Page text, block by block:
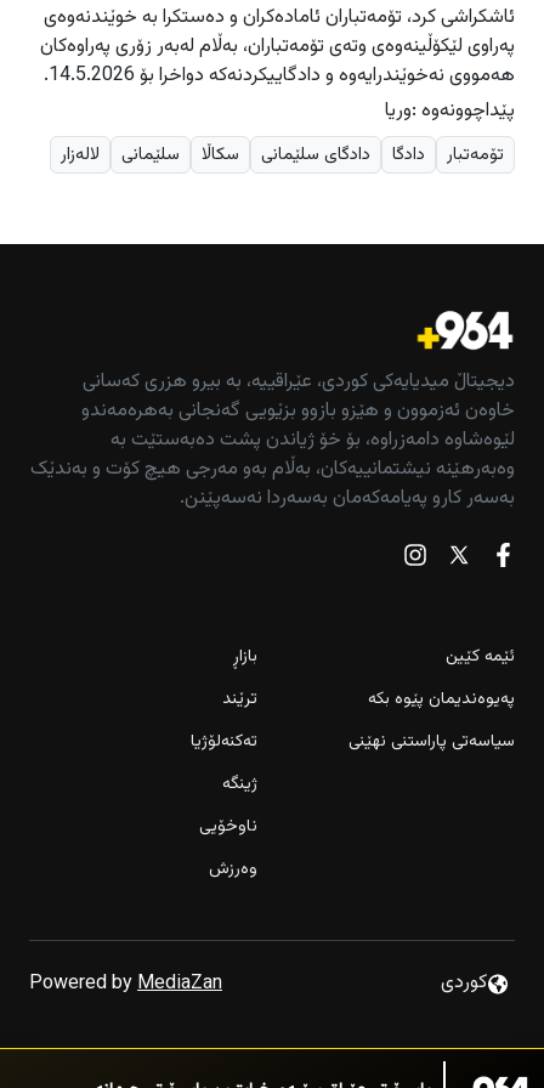
ئاشکراشى کرد، تۆمەتباران ئامادەکران و دەستکرا بە خوێندنەوەى
پەراوى لێکۆڵینەوەى وتەى تۆمەتباران، بەڵام لەبەر زۆرى پەراوەکان
هەمووى نەخوێندرایەوە و دادگاییکردنەکە دواخرا بۆ 14.5.2026.
پێداچوونەوە :وریا
تۆمەتبار دادگا دادگای سلێمانی سکاڵا سلێمانی لالەزار
دیجیتاڵ میدیایەکی کوردی، عێراقییە، بە بیرو هزری کەسانی
خاوەن ئەزموون و هێزو بازوو بزێویی گەنجانی بەهرەمەندو
لێوەشاوە دامەزراوە، بۆ خۆ ژیاندن پشت دەبەستێت بە
وەبەرهێنە نیشتمانییەکان، بەڵام بەو مەرجی هیچ کۆت و بەندێک
بەسەر کارو پەیامەکەمان بەسەردا نەسەپێنن.
ئێمە کێین
پەیوەندیمان پێوە بکە
سیاسەتی پاراستنی نهێنی
بازاڕ
ترێند
تەکنەلۆژیا
ژینگە
ناوخۆیی
وەرزش
كوردى Powered byMediaZan
تێپەراند